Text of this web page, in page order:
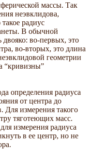
массы. Так
неэвклидова,
радиус
В обычной
во-первых, это
во-вторых, это длина
геометрии
“кривизны”
определения радиуса
от центра до
Для измерения такого
тяготеющих масс.
измерения радиуса
в ее центр, но не